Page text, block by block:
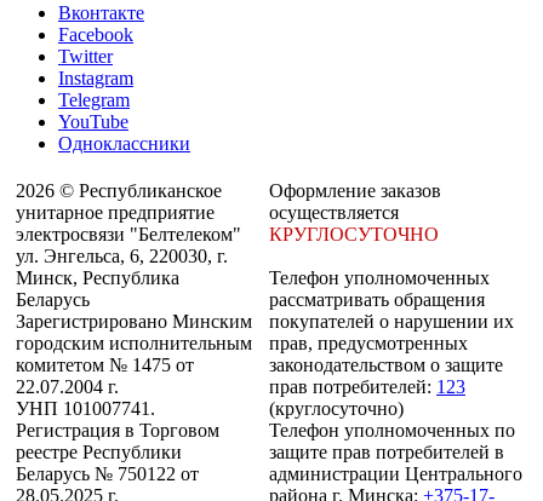
Вконтакте
Facebook
Twitter
Instagram
Telegram
YouTube
Одноклассники
2026 © Республиканское
унитарное предприятие
электросвязи "Белтелеком"
ул. Энгельса, 6, 220030, г.
Минск, Республика
Беларусь
Зарегистрировано Минским
городским исполнительным
комитетом № 1475 от
22.07.2004 г.
УНП 101007741.
Регистрация в Торговом
реестре Республики
Беларусь № 750122 от
28.05.2025 г.
Оформление заказов
осуществляется
КРУГЛОСУТОЧНО
Телефон уполномоченных
рассматривать обращения
покупателей о нарушении их
прав, предусмотренных
законодательством о защите
прав потребителей: 123
(круглосуточно)
Телефон уполномоченных по
защите прав потребителей в
администрации Центрального
района г. Минска: +375-17-